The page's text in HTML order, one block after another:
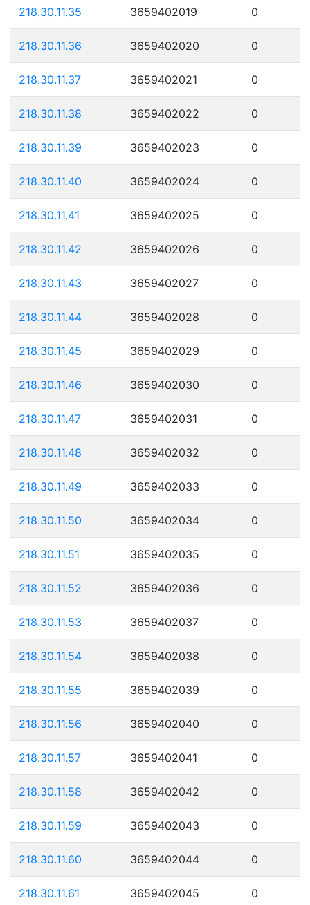
218.30.11.35 3659402019 0
218.30.11.36 3659402020 0
218.30.11.37 3659402021 0
218.30.11.38 3659402022 0
218.30.11.39 3659402023 0
218.30.11.40 3659402024 0
218.30.11.41 3659402025 0
218.30.11.42 3659402026 0
218.30.11.43 3659402027 0
218.30.11.44 3659402028 0
218.30.11.45 3659402029 0
218.30.11.46 3659402030 0
218.30.11.47 3659402031 0
218.30.11.48 3659402032 0
218.30.11.49 3659402033 0
218.30.11.50 3659402034 0
218.30.11.51 3659402035 0
218.30.11.52 3659402036 0
218.30.11.53 3659402037 0
218.30.11.54 3659402038 0
218.30.11.55 3659402039 0
218.30.11.56 3659402040 0
218.30.11.57 3659402041 0
218.30.11.58 3659402042 0
218.30.11.59 3659402043 0
218.30.11.60 3659402044 0
218.30.11.61 3659402045 0